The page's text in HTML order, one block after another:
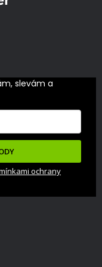
slevám a
ochrany